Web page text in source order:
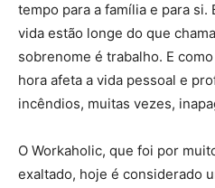
tempo para a família e para si.
vida estão longe do que
sobrenome é trabalho. E
hora afeta a vida pessoal e
incêndios, muitas vezes,
O Workaholic, que foi por
exaltado, hoje é considerado